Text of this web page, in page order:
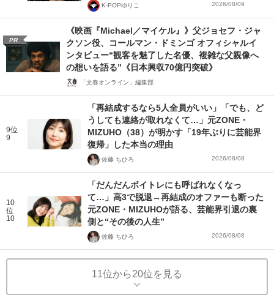
K-POPゆりこ 2026/08/09
PR
《映画『Michael／マイケル』》父ジョセフ・ジャ
クソン役、コールマン・ドミンゴ オフィシャルイ
ンタビュー“観客を魅了した名優、複雑な父親像へ
の想いを語る”《日本興収70億円突破》
「文春オンライン」編集部
9位
9
「再結成するなら5人全員がいい」「でも、ど
うしても連絡が取れなくて…」元ZONE・
MIZUHO（38）が明かす「19年ぶりに芸能界
復帰」した本当の理由
佐藤 ちひろ 2026/08/08
10
位
10
「だんだんボイトレにも呼ばれなくなっ
て…」高3で脱退→再結成のオファーも断った
元ZONE・MIZUHOが語る、芸能界引退の裏
側と“その後の人生”
佐藤 ちひろ 2026/08/08
11位から20位を見る